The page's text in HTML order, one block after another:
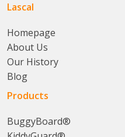
Lascal
Homepage
About Us
Our History
Blog
Products
BuggyBoard®